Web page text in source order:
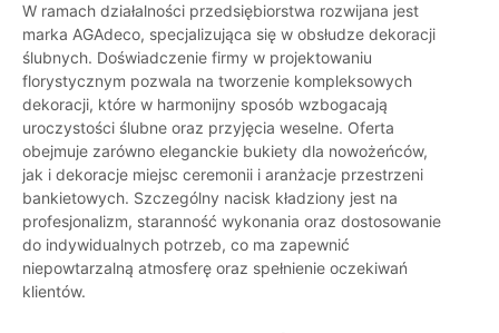
W ramach działalności przedsiębiorstwa rozwijana jest
marka AGAdeco, specjalizująca się w obsłudze dekoracji
ślubnych. Doświadczenie firmy w projektowaniu
florystycznym pozwala na tworzenie kompleksowych
dekoracji, które w harmonijny sposób wzbogacają
uroczystości ślubne oraz przyjęcia weselne. Oferta
obejmuje zarówno eleganckie bukiety dla nowożeńców,
jak i dekoracje miejsc ceremonii i aranżacje przestrzeni
bankietowych. Szczególny nacisk kładziony jest na
profesjonalizm, staranność wykonania oraz dostosowanie
do indywidualnych potrzeb, co ma zapewnić
niepowtarzalną atmosferę oraz spełnienie oczekiwań
klientów.